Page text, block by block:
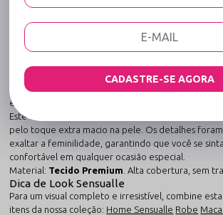
Detalhe de Argola na Calcinha -
Rebelde - Rubi
Desenvolvido para mulheres que não abrem mão
Conjunto Sexy Confeccionado em Renda
conjunto de lingerie sexy. Unindo a
do tecido premium, esta peça foi criada para
experiência sensorial única e um visual arrebatador.
Este conjunto sexy e sensual em renda destaca-se
pelo toque extra macio na pele. Os detalhes
exaltar a feminilidade, garantindo que você se
confortável em qualquer ocasião especial.
Material: Tecido Premium . Alta cobertura, sem
Dica de Look Sensualle
Para um visual completo e irresistível, combine
itens da nossa coleção: Home Sensualle Robe
CADASTRE-SE AGORA